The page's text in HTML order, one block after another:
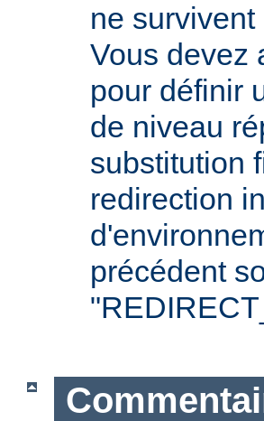
ne
Vous devez
pour définir
de niveau
substitution
redirection
précédent